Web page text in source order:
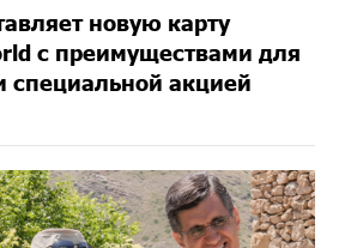
новую карту
с преимуществами для
специальной акцией